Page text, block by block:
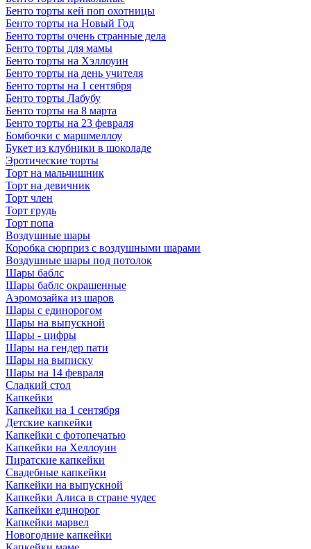
Бенто торты кей поп охотницы
Бенто торты на Новый Год
Бенто торты очень странные дела
Бенто торты для мамы
Бенто торты на Хэллоуин
Бенто торты на день учителя
Бенто торты на 1 сентября
Бенто торты Лабубу
Бенто торты на 8 марта
Бенто торты на 23 февраля
Бомбочки с маршмеллоу
Букет из клубники в шоколаде
Эротические торты
Торт на мальчишник
Торт на девичник
Торт член
Торт грудь
Торт попа
Воздушные шары
Коробка сюрприз с воздушными шарами
Воздушные шары под потолок
Шары баблс
Шары баблс окрашенные
Аэромозайка из шаров
Шары с единорогом
Шары на выпускной
Шары - цифры
Шары на гендер пати
Шары на выписку
Шары на 14 февраля
Сладкий стол
Капкейки
Капкейки на 1 сентября
Детские капкейки
Капкейки с фотопечатью
Капкейки на Хеллоуин
Пиратские капкейки
Свадебные капкейки
Капкейки на выпускной
Капкейки Алиса в стране чудес
Капкейки единорог
Капкейки марвел
Новогодние капкейки